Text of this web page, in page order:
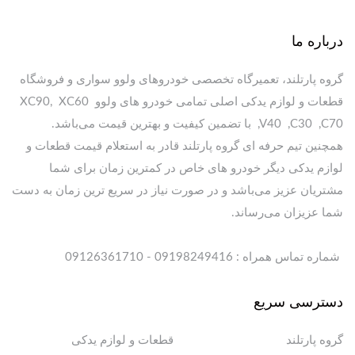
درباره ما
گروه پارتلند، تعمیرگاه تخصصی خودروهای ولوو سواری و فروشگاه
قطعات و لوازم یدکی اصلی تمامی خودرو های ولوو XC90, XC60
,V40 ,C30 ,C70 با تضمین کیفیت و بهترین قیمت می‌باشد.
همچنین تیم حرفه ای گروه پارتلند قادر به استعلام قیمت قطعات و
لوازم یدکی دیگر خودرو های خاص در کمترین زمان برای شما
مشتریان عزیز می‌باشد و در صورت نیاز در سریع ترین زمان به دست
شما عزیزان می‌رساند.
شماره تماس همراه : 09198249416 - 09126361710
دسترسی سریع
گروه پارتلند قطعات و لوازم یدکی